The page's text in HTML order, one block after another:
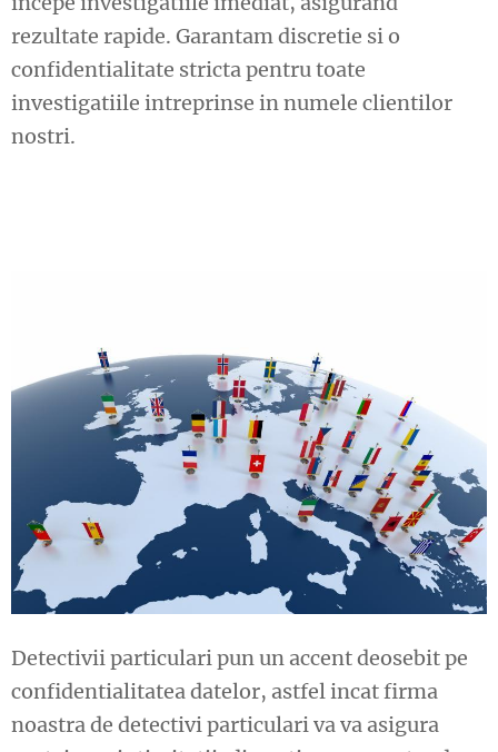
rezultate rapide. Garantam discretie si o
confidentialitate stricta pentru toate
investigatiile intreprinse in numele clientilor
nostri.
Detectivii particulari pun un accent deosebit pe
confidentialitatea datelor, astfel incat firma
noastra de detectivi particulari va va asigura